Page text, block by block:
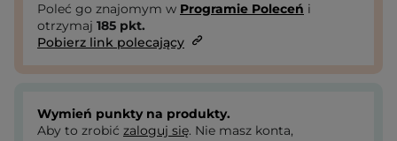
Poleć go znajomym w Programie Poleceń i
otrzymaj 185 pkt.
Pobierz link polecający
Wymień punkty na produkty.
Aby to zrobić zaloguj się. Nie masz konta,